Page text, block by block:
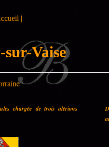
|
chargée de trois alérions